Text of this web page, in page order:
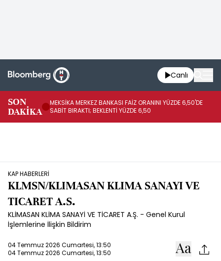
Canlı
SON
DAKİKA
MEKSİKA MERKEZ BANKASI FAİZ ORANINI YÜZDE 6,50'DE
SABİT BIRAKTI; BEKLENTİ YÜZDE 6,50
KAP HABERLERİ
KLMSN/KLIMASAN KLIMA SANAYI VE
TICARET A.S.
KLİMASAN KLİMA SANAYİ VE TİCARET A.Ş. - Genel Kurul
İşlemlerine İlişkin Bildirim
04 Temmuz 2026 Cumartesi, 13:50
04 Temmuz 2026 Cumartesi, 13:50